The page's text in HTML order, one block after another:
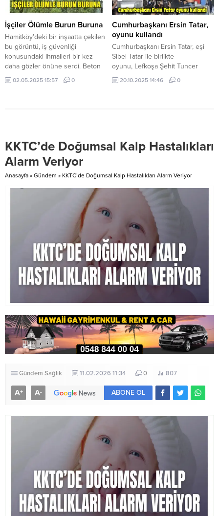
değinen Rum Yönetimi
Başkanı Nikos Anastasiadis, 10
yıllık görev süresi içerisinde
Kıbrıs sorununda
değerlendirilecek hiçbir fırsatı
kaçırmadığını, son gününe kadar...
men edildi ve 2 sürücü de
tutuklandı. Rapor Edilen Trafik
Suçları İse; 110’u yasal hız sınırı...
İşçiler Ölümle Burun Buruna
Hamitköy’deki bir inşaatta çekilen
bu görüntü, iş güvenliği
konusundaki ihmalleri bir kez
daha gözler önüne serdi. Beton
kolonların üzerinde, metrelerce
yüksekte hiçbir koruyucu
güvenlik donanımı kullanmadan
02.05.2025 15:57 0
Cumhurbaşkanı Ersin Tatar,
oyunu kullandı
Cumhurbaşkanı Ersin Tatar, eşi
Sibel Tatar ile birlikte
oyunu, Lefkoşa Şehit Tuncer
İlkokulu’nda 157 numaralı sandıkta
kullandı. Cumhurbaşkanı Tatar
sürecini yerli basın yanında
Türkiye ve Rum basını da takip
20.10.2025 14:46 0
KKTC’de Doğumsal Kalp Hastalıkları
Alarm Veriyor
Anasayfa » Gündem » KKTC’de Doğumsal Kalp Hastalıkları Alarm Veriyor
Gündem Sağlık 11.02.2026 11:34 0 807
A+ A- ABONE OL